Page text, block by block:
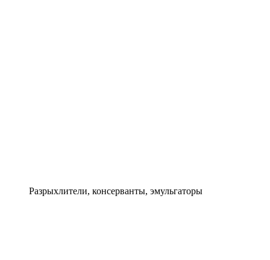
Разрыхлители, консерванты, эмульгаторы